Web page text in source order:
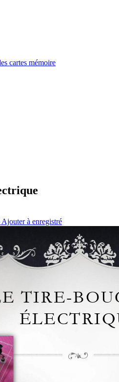
cartes mémoire
Ajouter à enregistré
E TIRE-BOU
ÉLECTRIQ